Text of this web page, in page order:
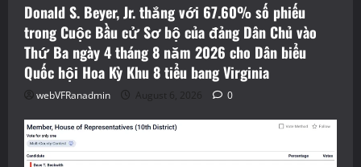
Donald S. Beyer, Jr. thắng với 67.60% số phiếu
trong Cuộc Bầu cử Sơ bộ của đảng Dân Chủ vào
Thứ Ba ngày 4 tháng 8 năm 2026 cho Dân biểu
Quốc hội Hoa Kỳ Khu 8 tiểu bang Virginia
webVFRanadmin August 6, 2026 0